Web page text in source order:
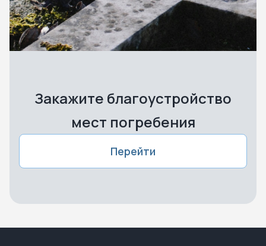
Закажите благоустройство
мест погребения
Перейти